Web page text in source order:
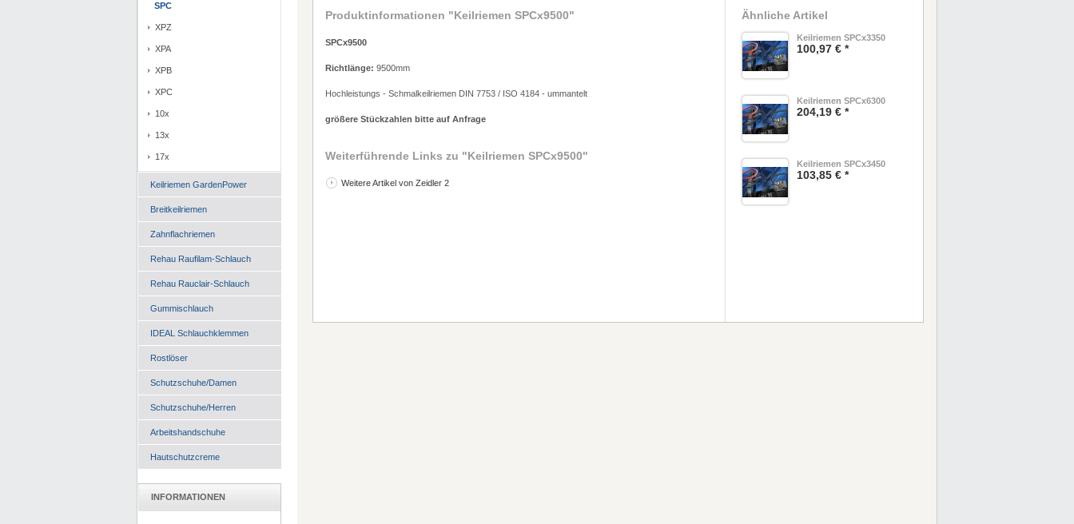
SPC
XPZ
XPA
XPB
XPC
10x
13x
17x
Keilriemen GardenPower
Breitkeilriemen
Zahnflachriemen
Rehau Raufilam-Schlauch
Rehau Rauclair-Schlauch
Gummischlauch
IDEAL Schlauchklemmen
Rostlöser
Schutzschuhe/Damen
Schutzschuhe/Herren
Arbeitshandschuhe
Hautschutzcreme
INFORMATIONEN
Produktinformationen "Keilriemen SPCx9500"
SPCx9500
Richtlänge: 9500mm
Hochleistungs - Schmalkeilriemen DIN 7753 / ISO 4184 - ummantelt
größere Stückzahlen bitte auf Anfrage
Weiterführende Links zu "Keilriemen SPCx9500"
Weitere Artikel von Zeidler 2
Ähnliche Artikel
Keilriemen SPCx3350
100,97 € *
Keilriemen SPCx6300
204,19 € *
Keilriemen SPCx3450
103,85 € *